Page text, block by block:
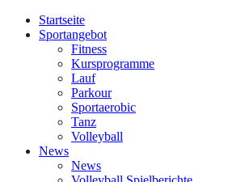
Startseite
Sportangebot
Fitness
Kursprogramme
Lauf
Parkour
Sportaerobic
Tanz
Volleyball
News
News